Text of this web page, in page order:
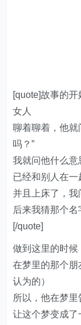
[quote]故事的
女人
聊着聊着，他就
吗？”
我就问他什么
已经和别人在
并且上床了，我
后来我猜那个名
[/quote]
做到这里的时候
在梦里的那个朋
认为的）
所以，他在梦里
让这个梦变成